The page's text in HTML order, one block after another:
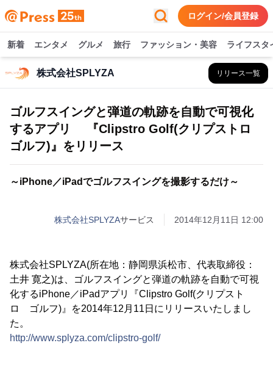
ログイン/会員登録
新着 エンタメ グルメ 旅行 ファッション・美容 ライフスタ
株式会社SPLYZA リリース一覧
ゴルフスイングと弾道の軌跡を自動で可視化
するアプリ 『Clipstro Golf(クリプストロ
ゴルフ)』をリリース
～iPhone／iPadでゴルフスイングを撮影するだけ～
株式会社SPLYZAサービス 2014年12月11日 12:00
株式会社SPLYZA(所在地：静岡県浜松市、代表取締役：
土井 寛之)は、ゴルフスイングと弾道の軌跡を自動で可視
化するiPhone／iPadアプリ『Clipstro Golf(クリプスト
ロ ゴルフ)』を2014年12月11日にリリースいたしまし
た。
http://www.splyza.com/clipstro-golf/